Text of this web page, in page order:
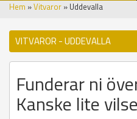
Hem »Vitvaror » Uddevalla
VITVAROR - UDDEVALLA
Funderar ni
Kanske lite